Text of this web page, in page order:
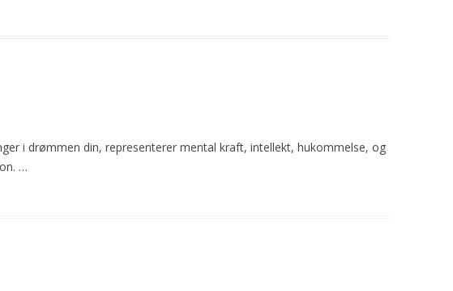
i drømmen din, representerer mental kraft, intellekt, hukommelse, og
…